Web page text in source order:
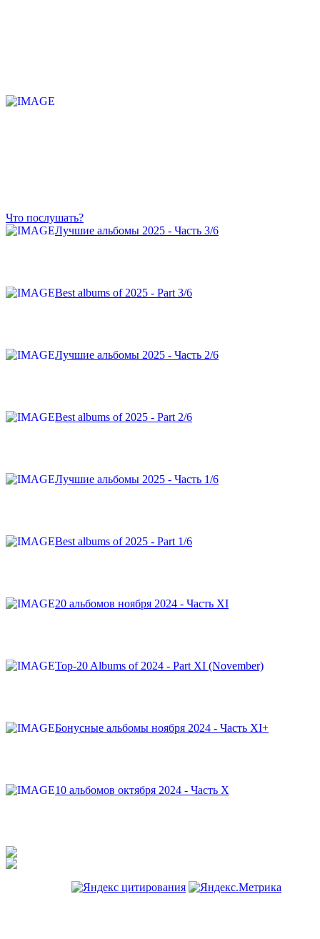
Что послушать?
Лучшие альбомы 2025 - Часть 3/6
Best albums of 2025 - Part 3/6
Лучшие альбомы 2025 - Часть 2/6
Best albums of 2025 - Part 2/6
Лучшие альбомы 2025 - Часть 1/6
Best albums of 2025 - Part 1/6
20 альбомов ноября 2024 - Часть XI
Top-20 Albums of 2024 - Part XI (November)
Бонусные альбомы ноября 2024 - Часть XI+
10 альбомов октября 2024 - Часть X